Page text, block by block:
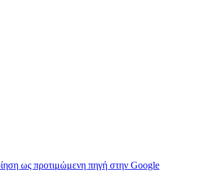
ως προτιμώμενη πηγή στην Google